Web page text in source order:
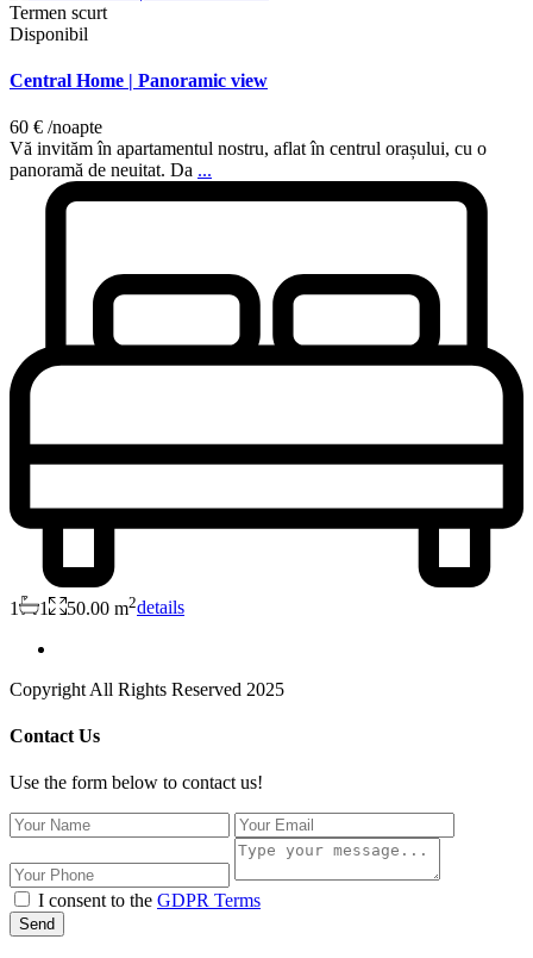
Termen scurt
Disponibil
Central Home | Panoramic view
60 € /noapte
Vă invităm în apartamentul nostru, aflat în centrul orașului, cu o
panoramă de neuitat. Da ...
1 1 50.00 m2details
Copyright All Rights Reserved 2025
Contact Us
Use the form below to contact us!
I consent to the GDPR Terms
Send